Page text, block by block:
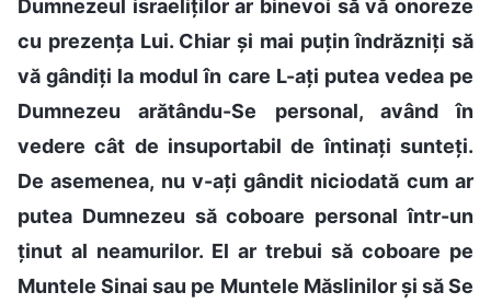
Dumnezeul israeliților ar binevoi să vă onoreze
cu prezența Lui. Chiar și mai puțin îndrăzniți să
vă gândiți la modul în care L-ați putea vedea pe
Dumnezeu arătându-Se personal, având în
vedere cât de insuportabil de întinați sunteți.
De asemenea, nu v-ați gândit niciodată cum ar
putea Dumnezeu să coboare personal într-un
ținut al neamurilor. El ar trebui să coboare pe
Muntele Sinai sau pe Muntele Măslinilor și să Se